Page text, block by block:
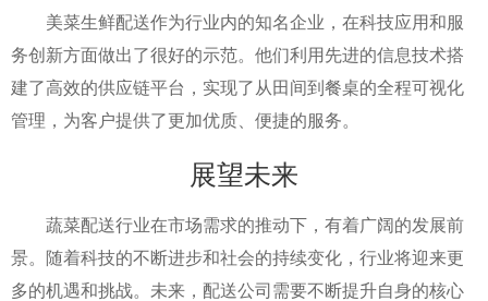
美菜生鲜配送作为行业内的知名企业，在科技应用和服
务创新方面做出了很好的示范。他们利用先进的信息技术搭
建了高效的供应链平台，实现了从田间到餐桌的全程可视化
管理，为客户提供了更加优质、便捷的服务。
展望未来
蔬菜配送行业在市场需求的推动下，有着广阔的发展前
景。随着科技的不断进步和社会的持续变化，行业将迎来更
多的机遇和挑战。未来，配送公司需要不断提升自身的核心